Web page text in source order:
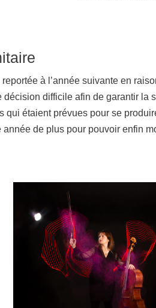
à l’année suivante en
difficile afin de garantir la
qui étaient prévues pour se
de plus pour pouvoir enfin